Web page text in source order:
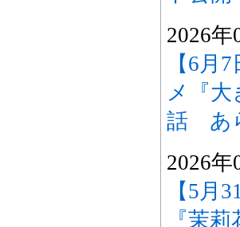
2026
【6月
メ『大
話 あ
2026
【5月
『茉